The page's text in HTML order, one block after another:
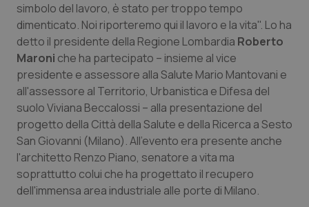
Basilicata
Calabria
Campania
Emilia-Romagna
Friuli Venezia Giulia
Artrite & artrosi
Asma & BPCO
Car-T
Colesterolo & coronaropatie
Dermatite Atopica
QS Club Newsletter
simbolo del lavoro, è stato per troppo tempo
dimenticato. Noi riporteremo qui il lavoro e la vita". Lo ha
detto il presidente della Regione Lombardia Roberto
Maroni che ha partecipato – insieme al vice
presidente e assessore alla Salute Mario Mantovani e
all'assessore al Territorio, Urbanistica e Difesa del
suolo Viviana Beccalossi – alla presentazione del
progetto della Città della Salute e della Ricerca a Sesto
San Giovanni (Milano). All’evento era presente anche
l'architetto Renzo Piano, senatore a vita ma
soprattutto colui che ha progettato il recupero
dell'immensa area industriale alle porte di Milano.